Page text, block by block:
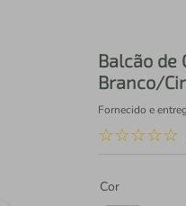
Balcão de
Branco/
Fornecido e
☆☆☆☆☆
Cor